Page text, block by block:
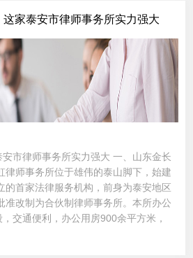
家泰安市律师事务所实力强大
市律师事务所实力强大 一、山东金长
律师事务所位于雄伟的泰山脚下，始建
的首家法律服务机构，前身为泰安地区
准改制为合伙制律师事务所。本所办公
交通便利，办公用房900余平方米，